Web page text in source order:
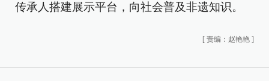
传承人搭建展示平台，向社会普及非遗知识。
[ 责编：赵艳艳 ]